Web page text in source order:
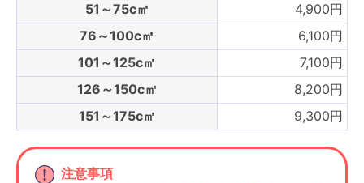
51～75c㎡
4,900円
76～100c㎡
6,100円
101～125c㎡
7,100円
126～150c㎡
8,200円
151～175c㎡
9,300円
注意事項